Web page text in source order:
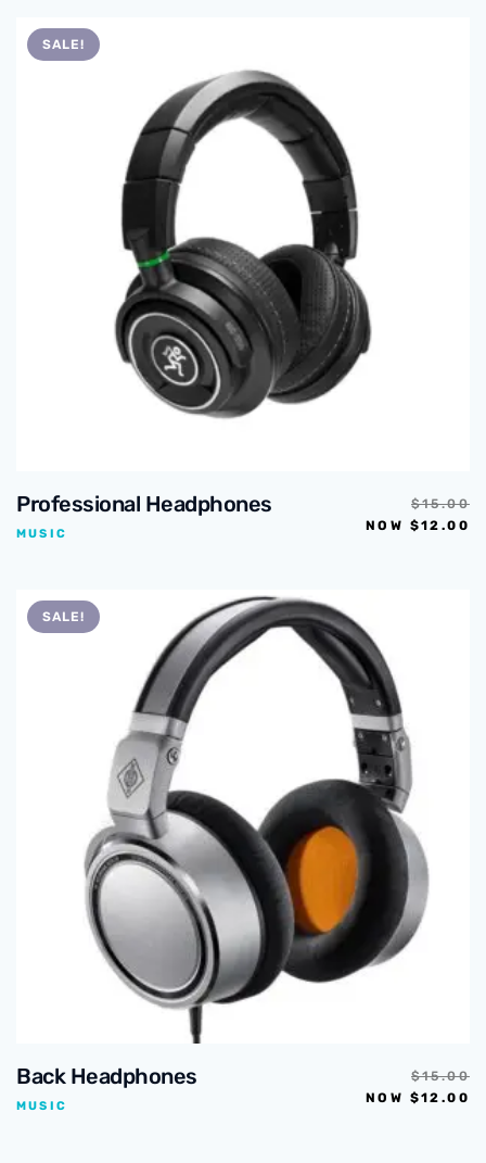
SALE!
Professional Headphones
MUSIC
$15.00
NOW $12.00
SALE!
Back Headphones
MUSIC
$15.00
NOW $12.00